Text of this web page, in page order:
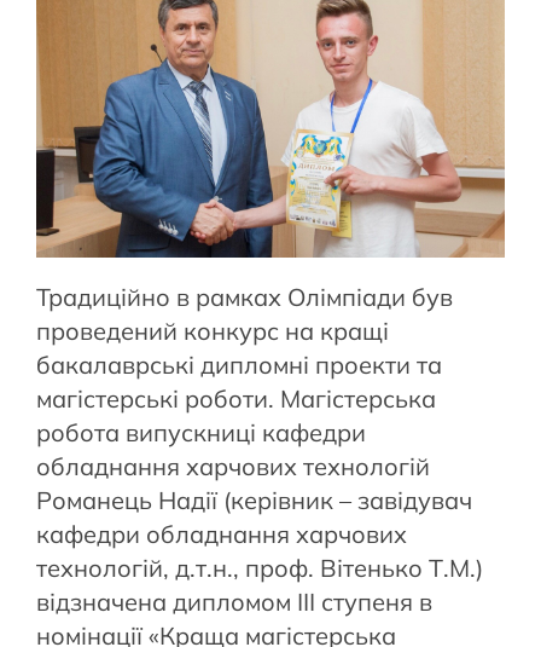
Традиційно в рамках Олімпіади був
проведений конкурс на кращі
бакалаврські дипломні проекти та
магістерські роботи. Магістерська
робота випускниці кафедри
обладнання харчових технологій
Романець Надії (керівник – завідувач
кафедри обладнання харчових
технологій, д.т.н., проф. Вітенько Т.М.)
відзначена дипломом ІІІ ступеня в
номінації «Краща магістерська